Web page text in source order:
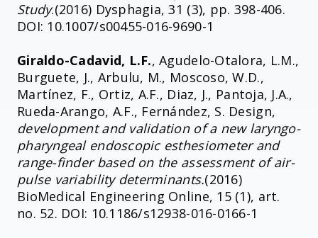
Study.(2016) Dysphagia, 31 (3), pp. 398-406.
DOI: 10.1007/s00455-016-9690-1
Giraldo-Cadavid, L.F., Agudelo-Otalora, L.M.,
Burguete, J., Arbulu, M., Moscoso, W.D.,
Martínez, F., Ortiz, A.F., Diaz, J., Pantoja, J.A.,
Rueda-Arango, A.F., Fernández, S. Design,
development and validation of a new laryngo-
pharyngeal endoscopic esthesiometer and
range-finder based on the assessment of air-
pulse variability determinants.(2016)
BioMedical Engineering Online, 15 (1), art.
no. 52. DOI: 10.1186/s12938-016-0166-1